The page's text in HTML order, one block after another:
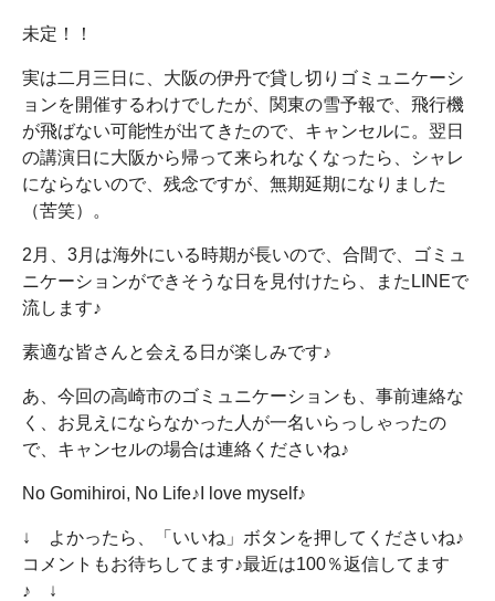
未定！！
実は二月三日に、大阪の伊丹で貸し切りゴミュニケーシ
ョンを開催するわけでしたが、関東の雪予報で、飛行機
が飛ばない可能性が出てきたので、キャンセルに。翌日
の講演日に大阪から帰って来られなくなったら、シャレ
にならないので、残念ですが、無期延期になりました
（苦笑）。
2月、3月は海外にいる時期が長いので、合間で、ゴミュ
ニケーションができそうな日を見付けたら、またLINEで
流します♪
素適な皆さんと会える日が楽しみです♪
あ、今回の高崎市のゴミュニケーションも、事前連絡な
く、お見えにならなかった人が一名いらっしゃったの
で、キャンセルの場合は連絡くださいね♪
No Gomihiroi, No Life♪I love myself♪
↓ よかったら、「いいね」ボタンを押してくださいね♪
コメントもお待ちしてます♪最近は100％返信してます
♪ ↓